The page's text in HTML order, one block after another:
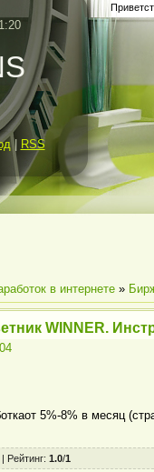
| RSS
в интернете »
WINNER.
5%-8% в месяц
Рейтинг: 1.0/1